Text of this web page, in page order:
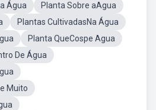
Água
Planta Sobre aAgua
Plantas CultivadasNa Água
Planta QueCospe Agua
De Água
Muito